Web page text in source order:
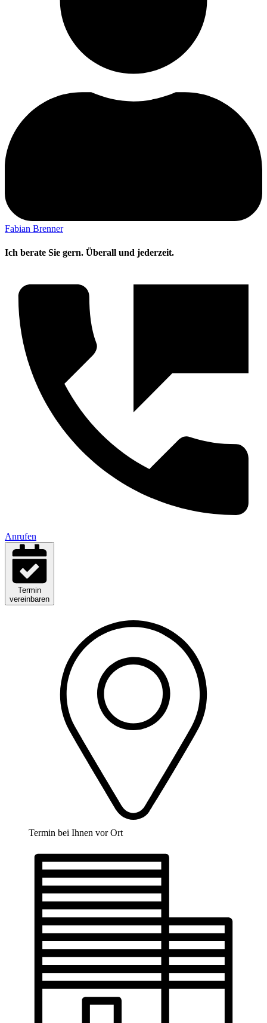
Fabian Brenner
Ich berate Sie gern. Überall und jederzeit.
Anrufen
Termin
vereinbaren
Termin bei Ihnen vor Ort